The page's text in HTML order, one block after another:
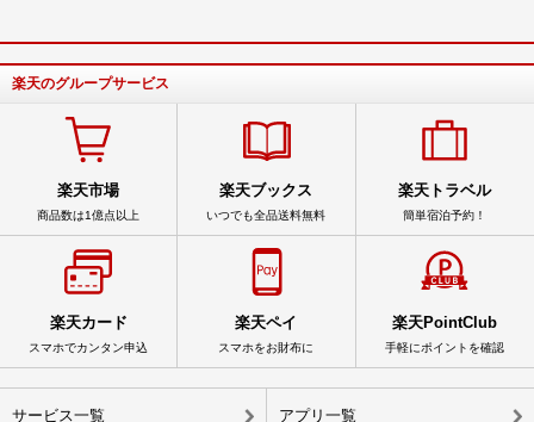
楽天のグループサービス
楽天市場
商品数は1億点以上
楽天ブックス
いつでも全品送料無料
楽天トラベル
簡単宿泊予約！
楽天カード
スマホでカンタン申込
楽天ペイ
スマホをお財布に
楽天PointClub
手軽にポイントを確認
サービス一覧 アプリ一覧